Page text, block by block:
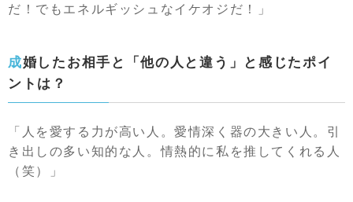
だ！でもエネルギッシュなイケオジだ！」
成婚したお相手と「他の人と違う」と感じたポイ
ントは？
「人を愛する力が高い人。愛情深く器の大きい人。引
き出しの多い知的な人。情熱的に私を推してくれる人
（笑）」